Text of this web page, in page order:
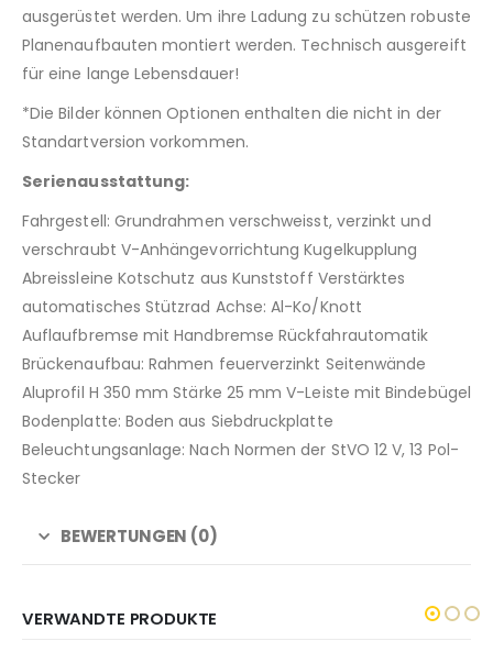
ausgerüstet werden. Um ihre Ladung zu schützen robuste
Planenaufbauten montiert werden. Technisch ausgereift
für eine lange Lebensdauer!
*Die Bilder können Optionen enthalten die nicht in der
Standartversion vorkommen.
Serienausstattung:
Fahrgestell: Grundrahmen verschweisst, verzinkt und
verschraubt V-Anhängevorrichtung Kugelkupplung
Abreissleine Kotschutz aus Kunststoff Verstärktes
automatisches Stützrad Achse: Al-Ko/Knott
Auflaufbremse mit Handbremse Rückfahrautomatik
Brückenaufbau: Rahmen feuerverzinkt Seitenwände
Aluprofil H 350 mm Stärke 25 mm V-Leiste mit Bindebügel
Bodenplatte: Boden aus Siebdruckplatte
Beleuchtungsanlage: Nach Normen der StVO 12 V, 13 Pol-
Stecker
BEWERTUNGEN (0)
VERWANDTE PRODUKTE